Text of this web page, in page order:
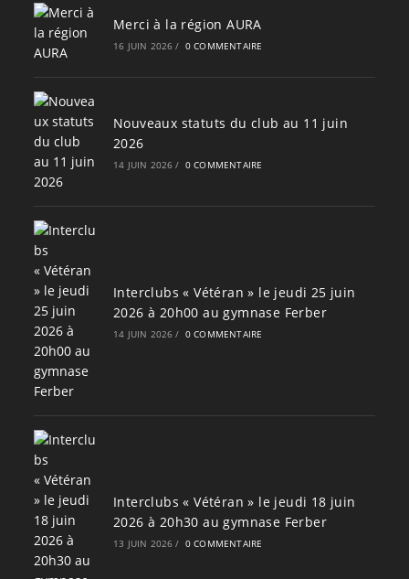
Merci à la région AURA
16 JUIN 2026 / 0 COMMENTAIRE
Nouveaux statuts du club au 11 juin
2026
14 JUIN 2026 / 0 COMMENTAIRE
Interclubs « Vétéran » le jeudi 25 juin
2026 à 20h00 au gymnase Ferber
14 JUIN 2026 / 0 COMMENTAIRE
Interclubs « Vétéran » le jeudi 18 juin
2026 à 20h30 au gymnase Ferber
13 JUIN 2026 / 0 COMMENTAIRE